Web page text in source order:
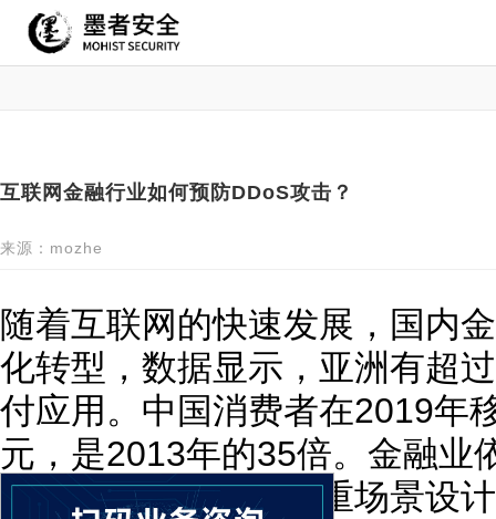
互联网金融行业如何预防DDoS攻击？
来源：mozhe
随着互联网的快速发展，国内
化转型，数据显示，亚洲有超
付应用。中国消费者在2019年
元，是2013年的35倍。金融业
迭代、跨界融合、注重场景设